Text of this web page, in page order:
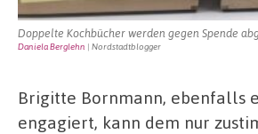
Doppelte Kochbücher werden gegen Spende
Daniela Berglehn | Nordstadtblogger
Brigitte Bornmann, ebenfalls
engagiert, kann dem nur